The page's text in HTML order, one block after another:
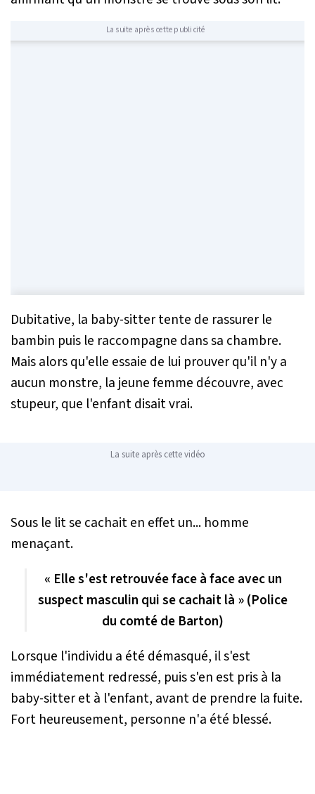
La suite après cette publicité
Dubitative, la baby-sitter tente de rassurer le
bambin puis le raccompagne dans sa chambre.
Mais alors qu'elle essaie de lui prouver qu'il n'y a
aucun monstre, la jeune femme découvre, avec
stupeur, que l'enfant disait vrai.
La suite après cette vidéo
Sous le lit se cachait en effet un... homme
menaçant.
« Elle s'est retrouvée face à face avec un
suspect masculin qui se cachait là » (Police
du comté de Barton)
Lorsque l'individu a été démasqué, il s'est
immédiatement redressé, puis s'en est pris à la
baby-sitter et à l'enfant, avant de prendre la fuite.
Fort heureusement, personne n'a été blessé.